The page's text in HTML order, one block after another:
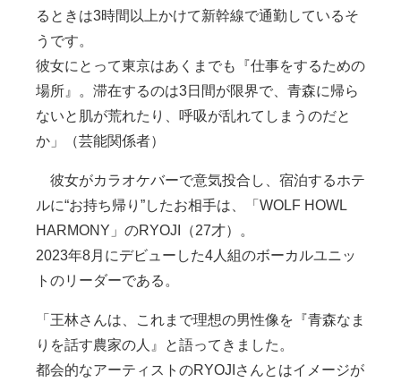
るときは3時間以上かけて新幹線で通勤しているそ
うです。
彼女にとって東京はあくまでも『仕事をするための
場所』。滞在するのは3日間が限界で、青森に帰ら
ないと肌が荒れたり、呼吸が乱れてしまうのだと
か」（芸能関係者）
彼女がカラオケバーで意気投合し、宿泊するホテ
ルに“お持ち帰り”したお相手は、「WOLF HOWL
HARMONY」のRYOJI（27才）。
2023年8月にデビューした4人組のボーカルユニッ
トのリーダーである。
「王林さんは、これまで理想の男性像を『青森なま
りを話す農家の人』と語ってきました。
都会的なアーティストのRYOJIさんとはイメージが